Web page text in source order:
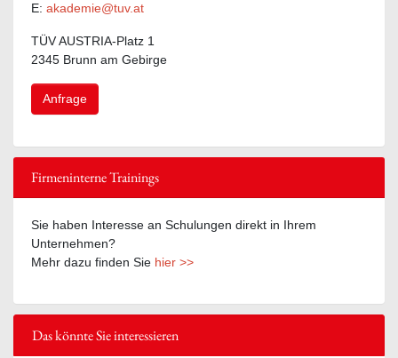
E: akademie@tuv.at
TÜV AUSTRIA-Platz 1
2345 Brunn am Gebirge
Anfrage
Firmeninterne Trainings
Sie haben Interesse an Schulungen direkt in Ihrem
Unternehmen?
Mehr dazu finden Sie hier >>
Das könnte Sie interessieren